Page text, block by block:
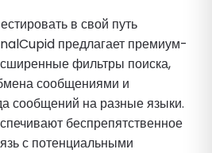
в свой путь
предлагает премиум-
фильтры поиска,
сообщениями и
сообщений на разные языки.
беспрепятственное
с потенциальными